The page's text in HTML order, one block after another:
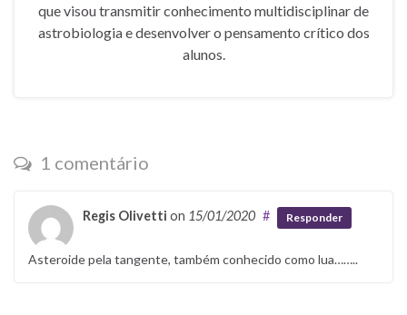
que visou transmitir conhecimento multidisciplinar de
astrobiologia e desenvolver o pensamento crítico dos
alunos.
1 comentário
Regis Olivetti on 15/01/2020 # Responder
Asteroide pela tangente, também conhecido como lua……..